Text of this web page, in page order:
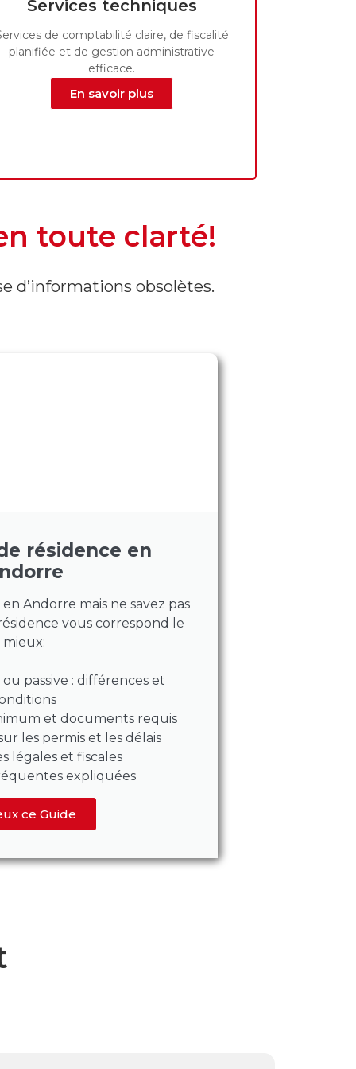
Services techniques
de comptabilité claire, de fiscalité
planifiée et de gestion administrative
efficace.
En savoir plus
toute clarté!
d’informations obsolètes.
résidence en
Andorre mais ne savez pas
vous correspond le
mieux:
passive : différences et
et documents requis
les permis et les délais
légales et fiscales
expliquées
ce Guide